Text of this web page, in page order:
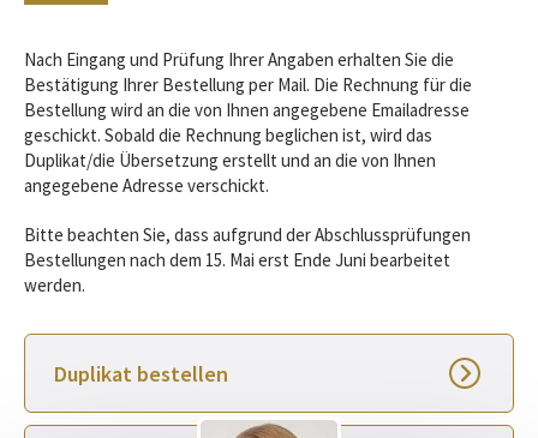
Nach Eingang und Prüfung Ihrer Angaben erhalten Sie die
Bestätigung Ihrer Bestellung per Mail. Die Rechnung für die
Bestellung wird an die von Ihnen angegebene Emailadresse
geschickt. Sobald die Rechnung beglichen ist, wird das
Duplikat/die Übersetzung erstellt und an die von Ihnen
angegebene Adresse verschickt.
Bitte beachten Sie, dass aufgrund der Abschlussprüfungen
Bestellungen nach dem 15. Mai erst Ende Juni bearbeitet
werden.
Duplikat bestellen